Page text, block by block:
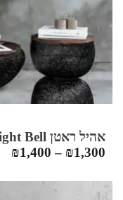
אהיל ראטן Bright Bell
₪1,300
–
₪1,400